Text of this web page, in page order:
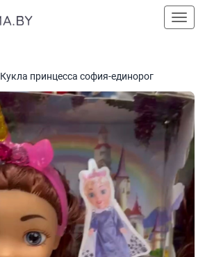
Кукла принцесса софия-единорог